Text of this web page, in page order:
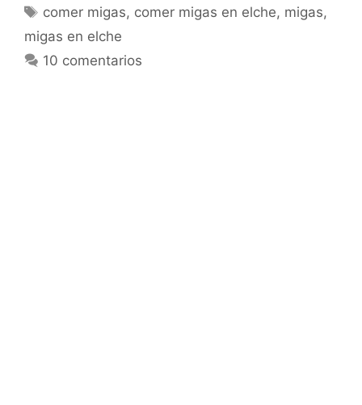
Etiquetas
comer migas, comer migas en elche, migas,
migas en elche
10 comentarios